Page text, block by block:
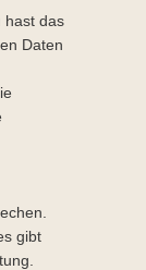
hast das
Daten
gibt